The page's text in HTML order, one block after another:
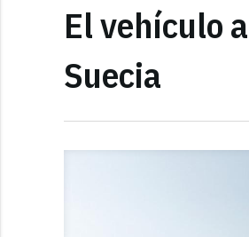
El vehículo
Suecia